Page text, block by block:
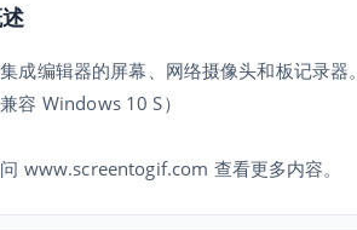
成编辑器的屏幕、网络摄像头和板记录器。
兼容 Windows 10 S）
www.screentogif.com 查看更多内容。